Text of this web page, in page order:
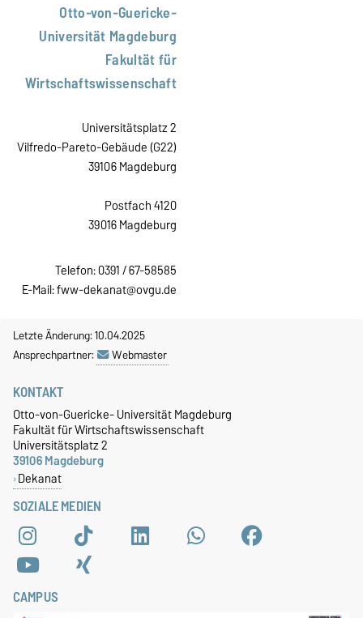
Otto-von-Guericke-
Universität Magdeburg
Fakultät für
Wirtschaftswissenschaft
Universitätsplatz 2
Vilfredo-Pareto-Gebäude (G22)
39106 Magdeburg
Postfach 4120
39016 Magdeburg
Telefon: 0391 / 67-58585
E-Mail:fww-dekanat@ovgu.de
Letzte Änderung: 10.04.2025
Ansprechpartner:
Webmaster
SOZIALE MEDIEN
KONTAKT
Otto-von-Guericke- Universität Magdeburg
Fakultät für Wirtschaftswissenschaft
Universitätsplatz 2
39106 Magdeburg
Dekanat
CAMPUS